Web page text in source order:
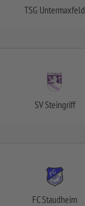
TSG Untermaxfeld
SV Steingriff
FC Staudheim